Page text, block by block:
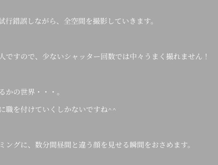
行錯誤しながら、全空間を撮影していきます。
ですので、少ないシャッター回数では中々うまく撮れません！
かの世界・・・。
職を付けていくしかないですね^^
ングに、数分間昼間と違う顔を見せる瞬間をおさめます。